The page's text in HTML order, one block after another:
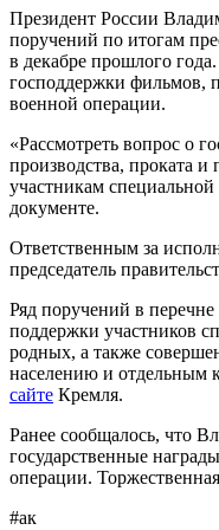
Президент России
поручений по итогам
в декабре прошлого
господдержки фильмов,
военной операции.
«Рассмотреть вопрос о
производства, проката
участникам
документе.
Ответственным за
председатель
Ряд поручений в
поддержки участников
родных, а также
населению и отдельным
сайте Кремля.
Ранее сообщалось, что
государственные
операции.
#ак